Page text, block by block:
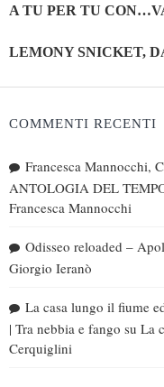
A TU PER TU
LEMONY SNICKET,
COMMENTI RECENTI
Francesca Mannocchi,
ANTOLOGIA DEL
Francesca Mannocchi
Odisseo reloaded –
Giorgio Ieranò
La casa lungo il fiume
| Tra nebbia e fango su La
Cerquiglini